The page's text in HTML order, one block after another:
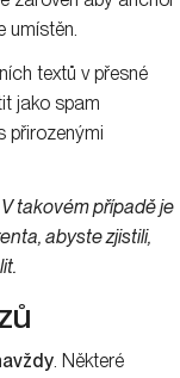
umístěn.
textů v přesné
jako spam
přirozenými
takovém případě je
abyste zjistili,
. Některé